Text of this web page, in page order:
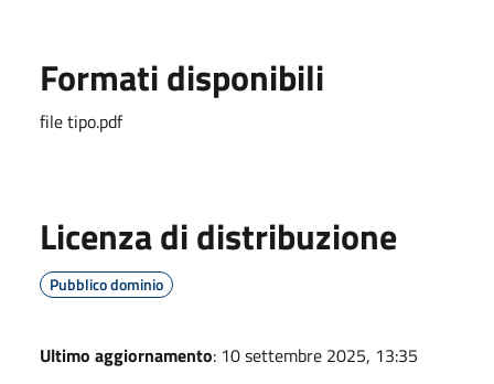
Formati disponibili
file tipo.pdf
Licenza di distribuzione
Pubblico dominio
Ultimo aggiornamento: 10 settembre 2025, 13:35